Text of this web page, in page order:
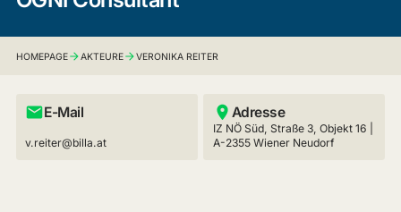
HOMEPAGE AKTEURE VERONIKA REITER
E-Mail
v.reiter@billa.at
Adresse
IZ NÖ Süd, Straße 3, Objekt 16 |
A-2355 Wiener Neudorf